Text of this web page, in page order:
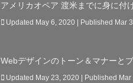
アメリカオペア 渡米までに身に付
Updated May 6, 2020 | Published Mar
Webデザインのトーン＆マナーと
Updated May 23, 2020 | Published Mar